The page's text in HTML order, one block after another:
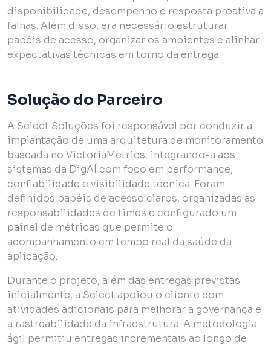
disponibilidade, desempenho e resposta proativa a
falhas. Além disso, era necessário estruturar
papéis de acesso, organizar os ambientes e alinhar
expectativas técnicas em torno da entrega.
Solução do Parceiro
A Select Soluções foi responsável por conduzir a
implantação de uma arquitetura de monitoramento
baseada no VictoriaMetrics, integrando-a aos
sistemas da DigAÍ com foco em performance,
confiabilidade e visibilidade técnica. Foram
definidos papéis de acesso claros, organizadas as
responsabilidades de times e configurado um
painel de métricas que permite o
acompanhamento em tempo real da saúde da
aplicação.
Durante o projeto, além das entregas previstas
inicialmente, a Select apoiou o cliente com
atividades adicionais para melhorar a governança e
a rastreabilidade da infraestrutura. A metodologia
ágil permitiu entregas incrementais ao longo de